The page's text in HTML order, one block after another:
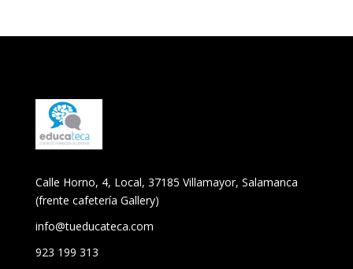
Calle Horno, 4, Local, 37185 Villamayor, Salamanca
(frente cafetería Gallery)
info@tueducateca.com
923 199 313